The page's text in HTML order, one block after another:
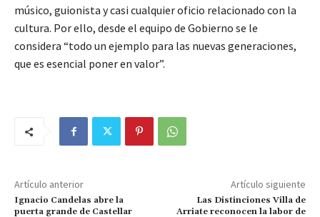
músico, guionista y casi cualquier oficio relacionado con la
cultura. Por ello, desde el equipo de Gobierno se le
considera “todo un ejemplo para las nuevas generaciones,
que es esencial poner en valor”.
Artículo anterior
Ignacio Candelas abre la
puerta grande de Castellar
Artículo siguiente
Las Distinciones Villa de
Arriate reconocen la labor de